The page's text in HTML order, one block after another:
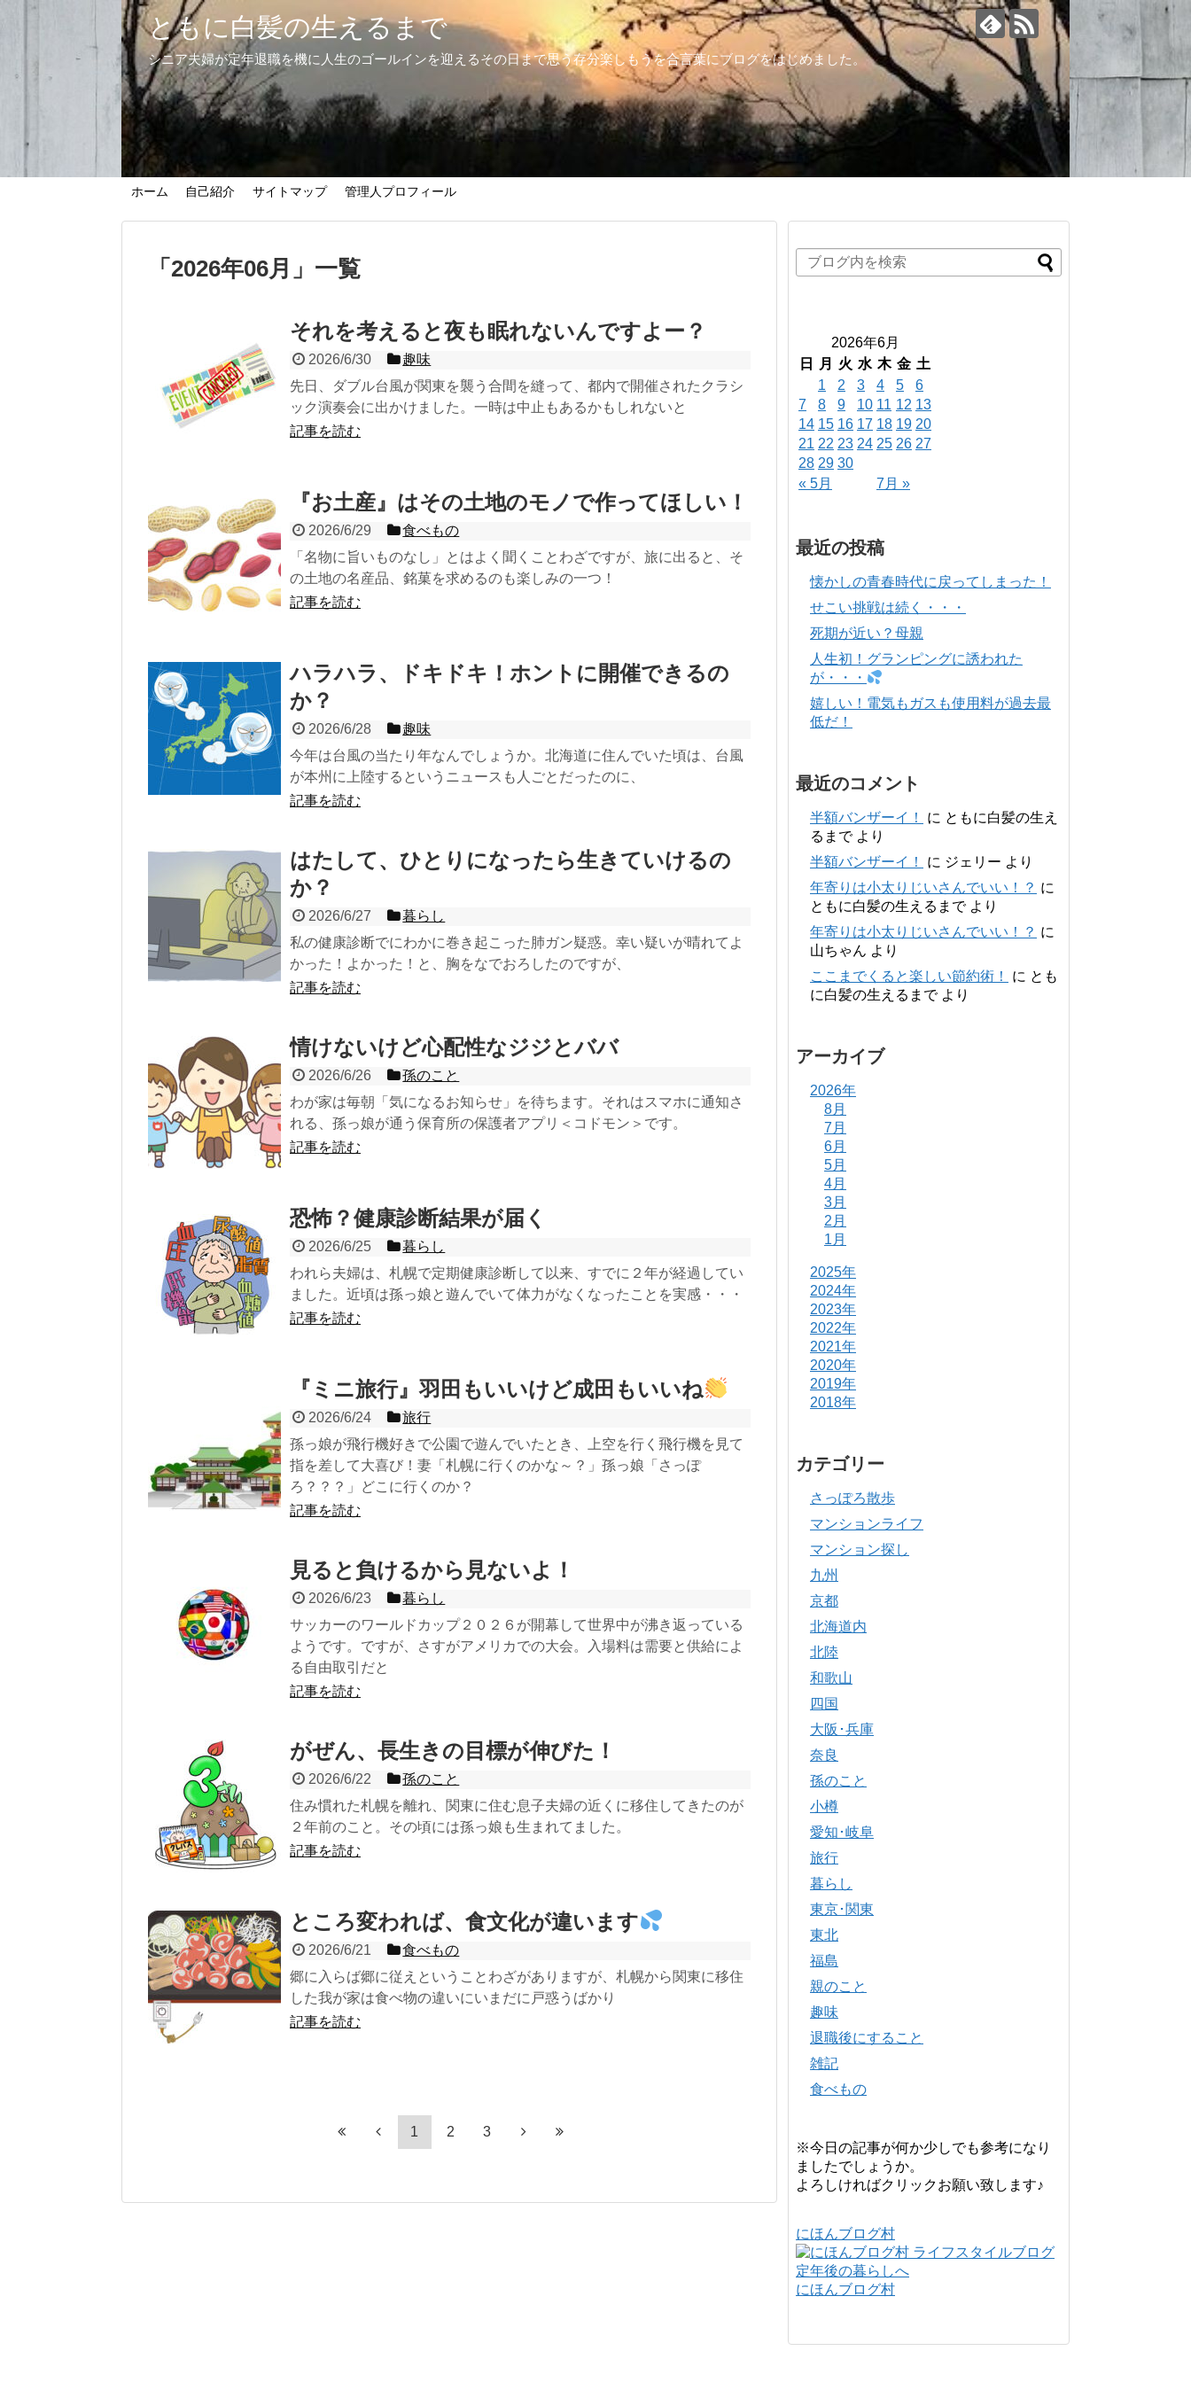
ともに白髪の生えるまで
シニア夫婦が定年退職を機に人生のゴールインを迎えるその日まで思う存分楽しもうを合言葉にブログをはじめました。
ホーム 自己紹介 サイトマップ 管理人プロフィール
「 2026年06月 」 一覧
それを考えると夜も眠れないんですよー？
2026/6/30
趣味
先日、ダブル台風が関東を襲う合間を縫って、都内で開催されたクラシ
ック演奏会に出かけました。一時は中止もあるかもしれないと
記事を読む
『お土産』はその土地のモノで作ってほしい！
2026/6/29
食べもの
「名物に旨いものなし」とはよく聞くことわざですが、旅に出ると、そ
の土地の名産品、銘菓を求めるのも楽しみの一つ！
記事を読む
ハラハラ、ドキドキ！ホントに開催できるの
か？
2026/6/28
趣味
今年は台風の当たり年なんでしょうか。北海道に住んでいた頃は、台風
が本州に上陸するというニュースも人ごとだったのに、
記事を読む
はたして、ひとりになったら生きていけるの
か？
2026/6/27
暮らし
私の健康診断でにわかに巻き起こった肺ガン疑惑。幸い疑いが晴れてよ
かった！よかった！と、胸をなでおろしたのですが、
記事を読む
情けないけど心配性なジジとババ
2026/6/26
孫のこと
わが家は毎朝「気になるお知らせ」を待ちます。それはスマホに通知さ
れる、孫っ娘が通う保育所の保護者アプリ＜コドモン＞です。
記事を読む
恐怖？健康診断結果が届く
2026/6/25
暮らし
われら夫婦は、札幌で定期健康診断して以来、すでに２年が経過してい
ました。近頃は孫っ娘と遊んでいて体力がなくなったことを実感・・・
記事を読む
『ミニ旅行』羽田もいいけど成田もいいね
2026/6/24
旅行
孫っ娘が飛行機好きで公園で遊んでいたとき、上空を行く飛行機を見て
指を差して大喜び！妻「札幌に行くのかな～？」孫っ娘「さっぽ
ろ？？？」どこに行くのか？
記事を読む
見ると負けるから見ないよ！
2026/6/23
暮らし
サッカーのワールドカップ２０２６が開幕して世界中が沸き返っている
ようです。ですが、さすがアメリカでの大会。入場料は需要と供給によ
る自由取引だと
記事を読む
がぜん、長生きの目標が伸びた！
2026/6/22
孫のこと
住み慣れた札幌を離れ、関東に住む息子夫婦の近くに移住してきたのが
２年前のこと。その頃には孫っ娘も生まれてました。
記事を読む
ところ変われば、食文化が違います
2026/6/21
食べもの
郷に入らば郷に従えということわざがありますが、札幌から関東に移住
した我が家は食べ物の違いにいまだに戸惑うばかり
記事を読む
1 2 3
2026年6月
日
月 火 水 木 金 土
« 5月 7月 »
1 2 3 4 5
6
7
8 9 10 11 12 13
14 15 16 17 18 19 20
21 22 23 24 25 26 27
28 29 30
最近の投稿
懐かしの青春時代に戻ってしまった！
せこい挑戦は続く・・・
死期が近い？母親
人生初！グランピングに誘われた
が・・・
嬉しい！電気もガスも使用料が過去最
低だ！
最近のコメント
半額バンザーイ！ に ともに白髪の生え
るまでより
半額バンザーイ！
に ジェリー より
年寄りは小太りじいさんでいい！？ に
ともに白髪の生えるまでより
年寄りは小太りじいさんでいい！？ に
山ちゃん より
ここまでくると楽しい節約術！
に とも
に白髪の生えるまでより
アーカイブ
2026年
8月
7月
6月
5月
4月
3月
2月
1月
2025年
2024年
2023年
2022年
2021年
2020年
2019年
2018年
カテゴリー
さっぽろ散歩
マンションライフ
マンション探し
九州
京都
北海道内
北陸
和歌山
四国
大阪･兵庫
奈良
孫のこと
小樽
愛知･岐阜
旅行
暮らし
東京･関東
東北
福島
親のこと
趣味
退職後にすること
雑記
食べもの
※今日の記事が何か少しでも参考になり
ましたでしょうか。
よろしければクリックお願い致します♪
にほんブログ村
にほんブログ村